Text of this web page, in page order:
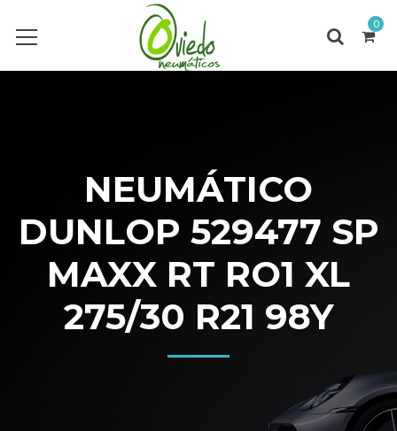
0
NEUMÁTICO
DUNLOP 529477 SP
MAXX RT RO1 XL
275/30 R21 98Y